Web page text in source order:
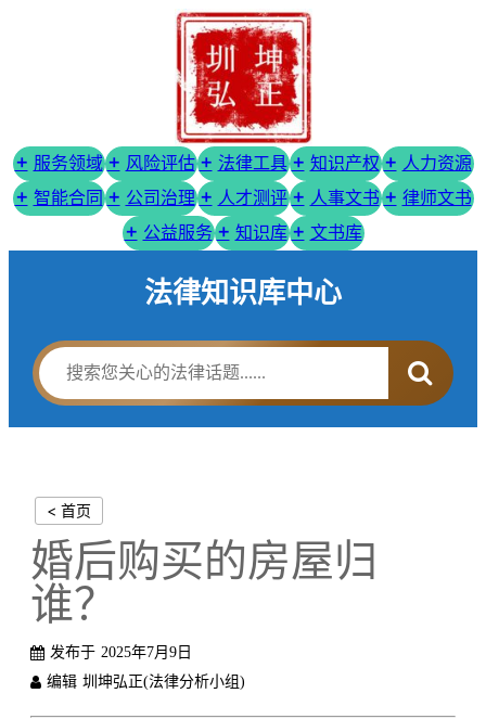
服务领域 风险评估 法律工具 知识产权
人力资源
智能合同
公司治理 人才测评 人事文书
律师文书
公益服务
知识库 文书库
法律知识库中心
< 首页
婚后购买的房屋归
谁？
发布于 2025年7月9日
编辑 圳坤弘正(法律分析小组)